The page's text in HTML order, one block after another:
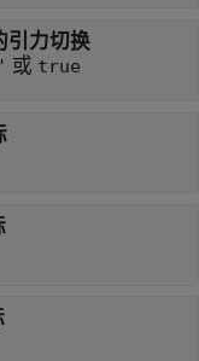
引力切换
或 true